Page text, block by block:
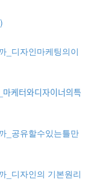
_디자인마케팅의이
_공유할수있는틀만
_디자인의 기본원리